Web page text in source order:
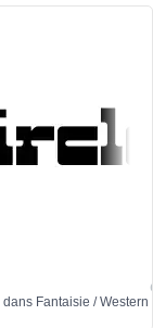
dans Fantaisie /Western